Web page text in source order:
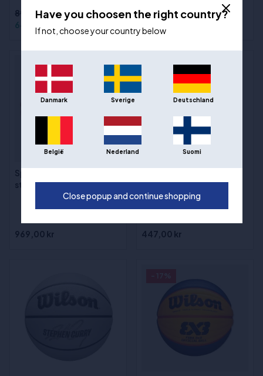
895,00 kr
649,00 kr
1.193,00 kr
Spalding TF Gold
størrelse 6
969,00 kr
Series Outdoor
Basketball str. 6
447,00 kr
Have you choosen the right country?
If not, choose your country below
Danmark Sverige Deutschland
België Nederland Suomi
Close popup and continue shopping